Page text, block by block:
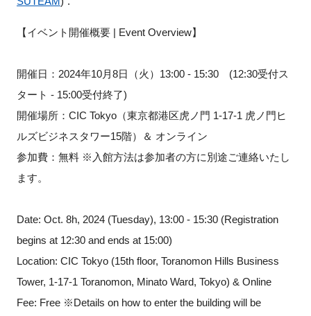
【イベント開催概要 | Event Overview】
開催日：2024年10月8日（火）13:00 - 15:30 (12:30受付ス
タート - 15:00受付終了)
開催場所：CIC Tokyo（東京都港区虎ノ門 1-17-1 虎ノ門ヒ
ルズビジネスタワー15階）＆ オンライン
参加費：無料 ※入館方法は参加者の方に別途ご連絡いたし
ます。
Date: Oct. 8h, 2024 (Tuesday), 13:00 - 15:30 (Registration
begins at 12:30 and ends at 15:00)
Location: CIC Tokyo (15th floor, Toranomon Hills Business
Tower, 1-17-1 Toranomon, Minato Ward, Tokyo) & Online
Fee: Free ※Details on how to enter the building will be